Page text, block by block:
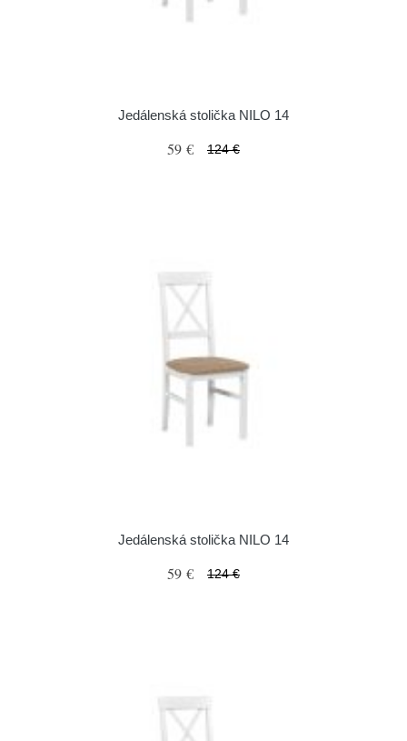
Jedálenská stolička NILO 14
59 € 124 €
Jedálenská stolička NILO 14
59 € 124 €